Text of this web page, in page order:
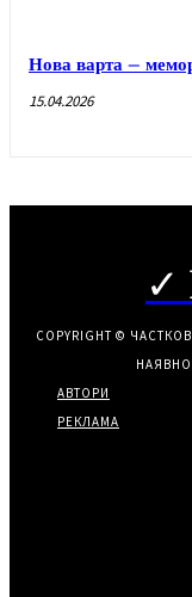
Нова варта –
15.04.2026
✓
COPYRIGHT ©
АВТОРИ
РЕКЛАМА